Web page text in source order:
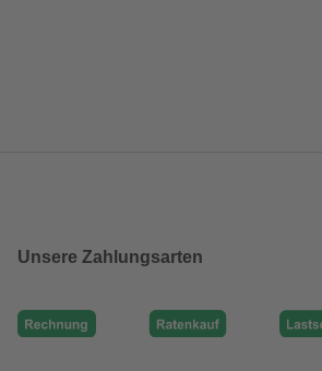
Unsere Zahlungsarten